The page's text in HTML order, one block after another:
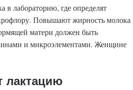
в лабораторию, где определят
Повышают жирность молока
матери должен быть
и микроэлементами. Женщине
лактацию